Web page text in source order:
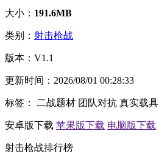
大小： 191.6MB
类别： 射击枪战
版本： V1.1
更新时间： 2026/08/01 00:28:33
标签： 二战题材 团队对抗 真实载具
安卓版下载 苹果版下载 电脑版下载
射击枪战排行榜